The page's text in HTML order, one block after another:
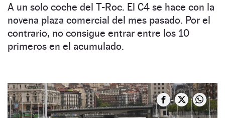
A un solo coche del T-Roc. El C4 se hace con la
novena plaza comercial del mes pasado. Por el
contrario, no consigue entrar entre los 10
primeros en el acumulado.